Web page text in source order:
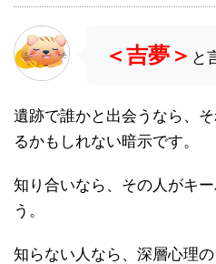
＜吉夢＞ と
遺跡で誰かと出会うなら、
るかもしれない暗示です。
知り合いなら、その人がキ
う。
知らない人なら、深層心理の